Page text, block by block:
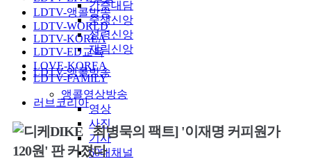
간증대담
중생신앙
성령신앙
재림신앙
LDTV-앵콜방송
앵콜영상방송
영상
사진
기사
60대채널
LDTV-앵콜방송
LDTV-WORLD
LDTV-KOREA
LDTV-ED교육
LOVE-KOREA
LDTV-FAMILY
러브코리아
최병묵의 팩트] '이재명 커피원가
120원' 판 커졌다